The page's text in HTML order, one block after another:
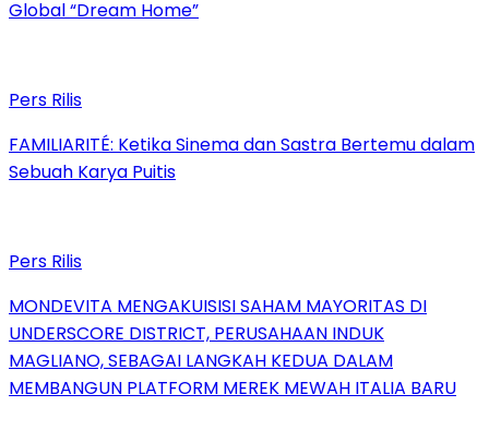
Global “Dream Home”
Pers Rilis
FAMILIARITÉ: Ketika Sinema dan Sastra Bertemu dalam
Sebuah Karya Puitis
Pers Rilis
MONDEVITA MENGAKUISISI SAHAM MAYORITAS DI
UNDERSCORE DISTRICT, PERUSAHAAN INDUK
MAGLIANO, SEBAGAI LANGKAH KEDUA DALAM
MEMBANGUN PLATFORM MEREK MEWAH ITALIA BARU